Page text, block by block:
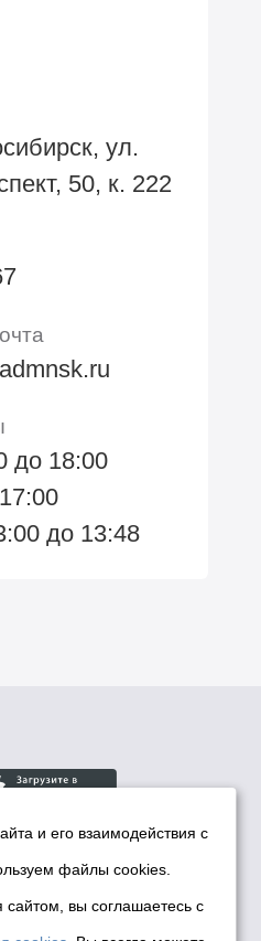
ул.
50, к. 222
до 18:00
до 13:48
политики мэрии
Cookies
и его взаимодействия с
файлы cookies.
сайтом, вы соглашаетесь с